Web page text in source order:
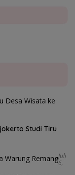
Studi Tiru
Juli
6,